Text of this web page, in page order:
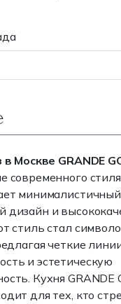
Москве GRANDE
современного
дизайн и
стиль стал
четкие
и эстетическую
Кухня GRANDE
для тех, кто